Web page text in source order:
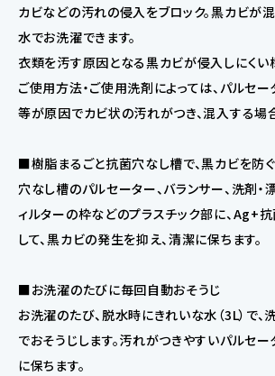
カビなどの汚れの侵入をブロック。黒カビが
水でお洗濯できます。
衣類を汚す原因となる黒カビが侵入しにくい
ご使用方法・ご使用洗剤によっては、パルセ
等が原因でカビ状の汚れがつき、混入する場
■樹脂まるごと抗菌穴なし槽で、黒カビを防ぐ
穴なし槽のパルセーター、バランサー、洗剤・
ィルターの枠などのプラスチック部に、Ag+
して、黒カビの発生を抑え、清潔に保ちます。
■お洗濯のたびに毎回自動おそうじ
お洗濯のたび、脱水時にきれいな水（3L）で
でおそうじします。汚れがつきやすいパルセ
に保ちます。